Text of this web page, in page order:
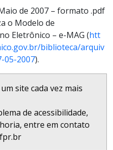
de 2007 – formato .pdf
o Modelo de
Eletrônico – e-MAG (htt
biblioteca/arquiv
05-2007).
site cada vez mais
de acessibilidade,
entre em contato